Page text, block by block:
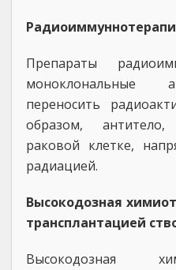
Препараты
моноклональные
переносить
образом,
раковой клетке,
радиацией.
Высокодозная
трансплантацией
Высокодозная